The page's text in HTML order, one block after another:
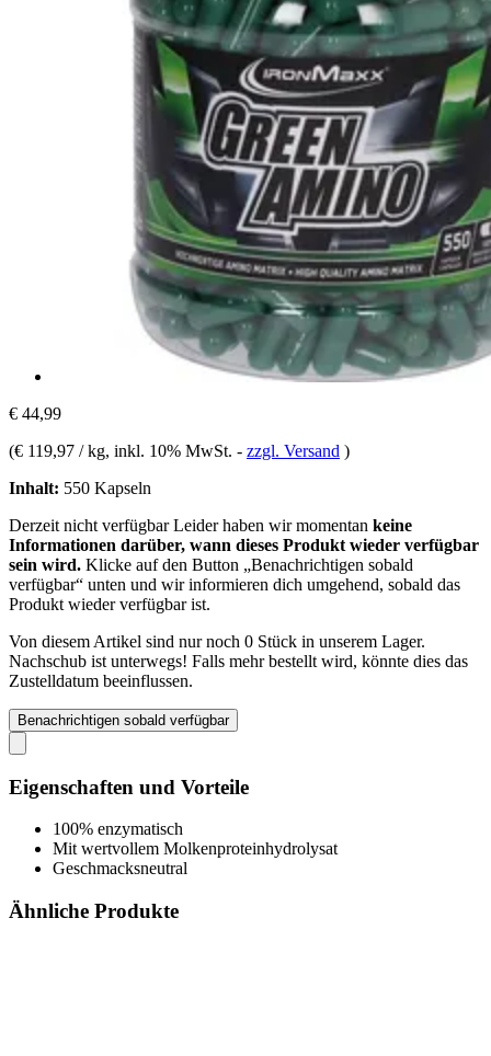
€ 44,99
(€ 119,97 / kg, inkl. 10% MwSt. - zzgl. Versand )
Inhalt: 550 Kapseln
Derzeit nicht verfügbarLeider haben wir momentan keine
Informationen darüber, wann dieses Produkt wieder verfügbar
sein wird. Klicke auf den Button „Benachrichtigen sobald
verfügbar“ unten und wir informieren dich umgehend, sobald das
Produkt wieder verfügbar ist.
Von diesem Artikel sind nur noch 0 Stück in unserem Lager.
Nachschub ist unterwegs! Falls mehr bestellt wird, könnte dies das
Zustelldatum beeinflussen.
Benachrichtigen sobald verfügbar
Eigenschaften und Vorteile
100% enzymatisch
Mit wertvollem Molkenproteinhydrolysat
Geschmacksneutral
Ähnliche Produkte